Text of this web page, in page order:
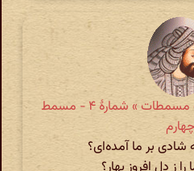
منوچهری » دیوان اشعار » مسمطات » شمارهٔ ۴ - مسمط
چهارم
بر ما آمده‌ای؟